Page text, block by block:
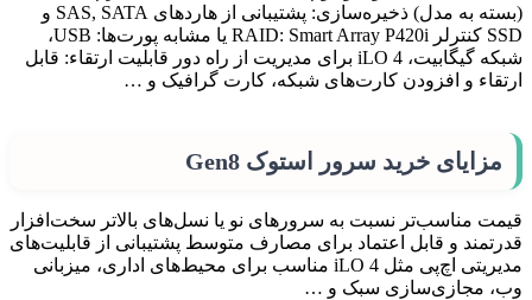
(بسته به مدل) ذخیره‌سازی: پشتیبانی از هاردهای SAS, SATA و
SSD کنترلر RAID: Smart Array P420i یا مشابه پورت‌ها: USB،
شبکه گیگابیت، iLO 4 برای مدیریت از راه دور قابلیت ارتقاء: قابل
ارتقاء و افزودن کارت‌های شبکه، کارت گرافیک و …
مزایای خرید سرور استوک Gen8
قیمت مناسب‌تر نسبت به سرورهای نو یا نسل‌های بالاتر سخت‌افزار
قدرتمند و قابل اعتماد برای مصارف متوسط پشتیبانی از قابلیت‌های
مدیریتی اچ‌پی مثل iLO 4 مناسب برای محیط‌های اداری، میزبانی
وب، مجازی‌سازی سبک و …